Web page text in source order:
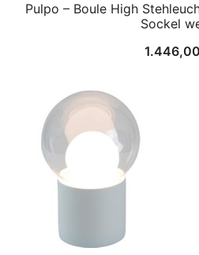
Pulpo – Boule High
Sockel
1.446,00